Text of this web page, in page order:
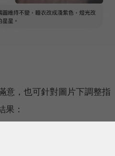
意，也可針對圖片下調整指
：